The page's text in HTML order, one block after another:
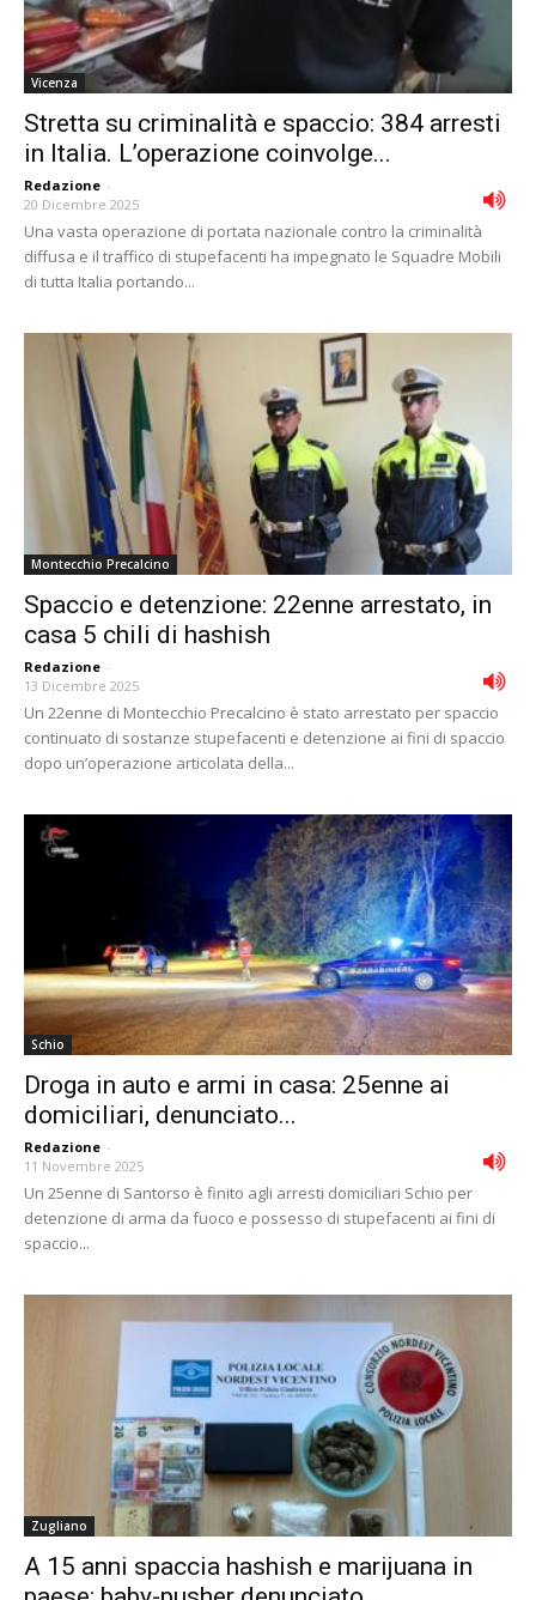
Vicenza
Stretta su criminalità e spaccio: 384 arresti
in Italia. L’operazione coinvolge...
Redazione -
20 Dicembre 2025
Una vasta operazione di portata nazionale contro la criminalità
diffusa e il traffico di stupefacenti ha impegnato le Squadre Mobili
di tutta Italia portando...
Montecchio Precalcino
Spaccio e detenzione: 22enne arrestato, in
casa 5 chili di hashish
Redazione -
13 Dicembre 2025
Un 22enne di Montecchio Precalcino è stato arrestato per spaccio
continuato di sostanze stupefacenti e detenzione ai fini di spaccio
dopo un’operazione articolata della...
Schio
Droga in auto e armi in casa: 25enne ai
domiciliari, denunciato...
Redazione -
11 Novembre 2025
Un 25enne di Santorso è finito agli arresti domiciliari Schio per
detenzione di arma da fuoco e possesso di stupefacenti ai fini di
spaccio...
Zugliano
A 15 anni spaccia hashish e marijuana in